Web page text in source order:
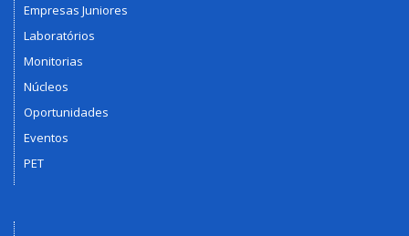
Empresas Juniores
Laboratórios
Monitorias
Núcleos
Oportunidades
Eventos
PET